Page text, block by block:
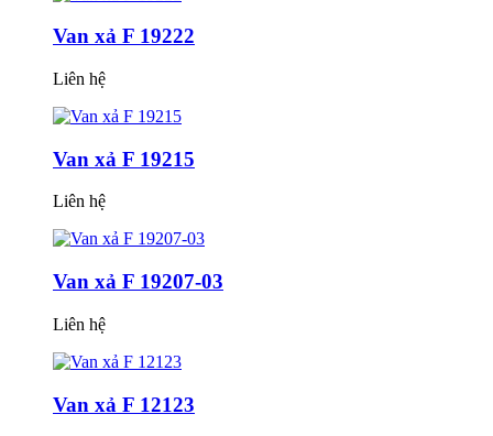
Van xả F 19222
Liên hệ
Van xả F 19215
Liên hệ
Van xả F 19207-03
Liên hệ
Van xả F 12123